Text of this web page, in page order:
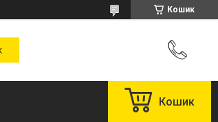
Кошик
Кошик